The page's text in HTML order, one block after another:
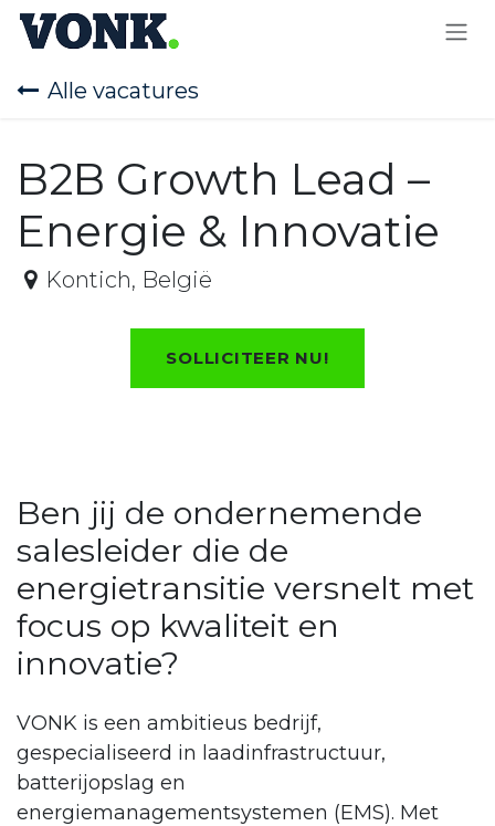
Alle vacatures
B2B Growth Lead –
Energie & Innovatie
Kontich, België
SOLLICITEER NU!
Ben jij de ondernemende
salesleider die de
energietransitie versnelt met
focus op kwaliteit en
innovatie?
VONK is een ambitieus bedrijf,
gespecialiseerd in laadinfrastructuur,
batterijopslag en
energiemanagementsystemen (EMS). Met